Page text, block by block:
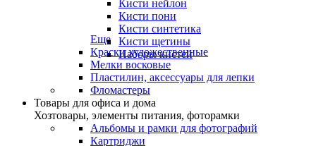
Кисти нейлон
Кисти пони
Кисти синтетика
Кисти щетины
Наборы кистей
Еще
Краски художественные
Мелки восковые
Пластилин, аксессуары для лепки
Фломастеры
Товары для офиса и дома
Хозтовары, элементы питания, фоторамки
Альбомы и рамки для фотографий
Картриджи